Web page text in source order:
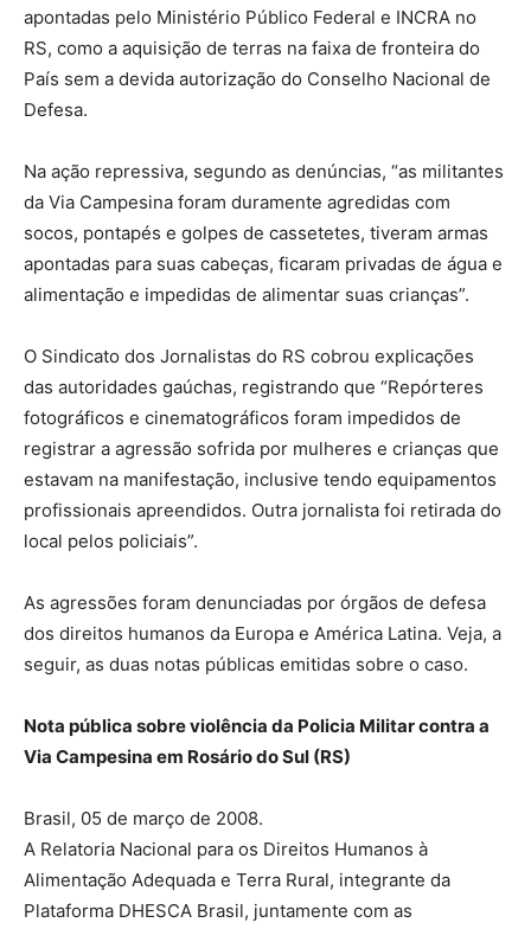
apontadas pelo Ministério Público Federal e INCRA no
RS, como a aquisição de terras na faixa de fronteira do
País sem a devida autorização do Conselho Nacional de
Defesa.
Na ação repressiva, segundo as denúncias, “as militantes
da Via Campesina foram duramente agredidas com
socos, pontapés e golpes de cassetetes, tiveram armas
apontadas para suas cabeças, ficaram privadas de água e
alimentação e impedidas de alimentar suas crianças”.
O Sindicato dos Jornalistas do RS cobrou explicações
das autoridades gaúchas, registrando que “Repórteres
fotográficos e cinematográficos foram impedidos de
registrar a agressão sofrida por mulheres e crianças que
estavam na manifestação, inclusive tendo equipamentos
profissionais apreendidos. Outra jornalista foi retirada do
local pelos policiais”.
As agressões foram denunciadas por órgãos de defesa
dos direitos humanos da Europa e América Latina. Veja, a
seguir, as duas notas públicas emitidas sobre o caso.
Nota pública sobre violência da Policia Militar contra a
Via Campesina em Rosário do Sul (RS)
Brasil, 05 de março de 2008.
A Relatoria Nacional para os Direitos Humanos à
Alimentação Adequada e Terra Rural, integrante da
Plataforma DHESCA Brasil, juntamente com as